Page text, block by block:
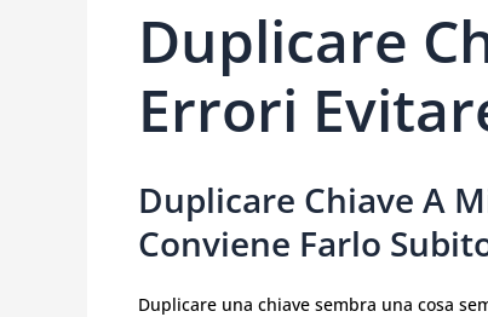
Duplicare
Errori
Duplicare Chiave A
Conviene Farlo
Duplicare una chiave sembra una cosa